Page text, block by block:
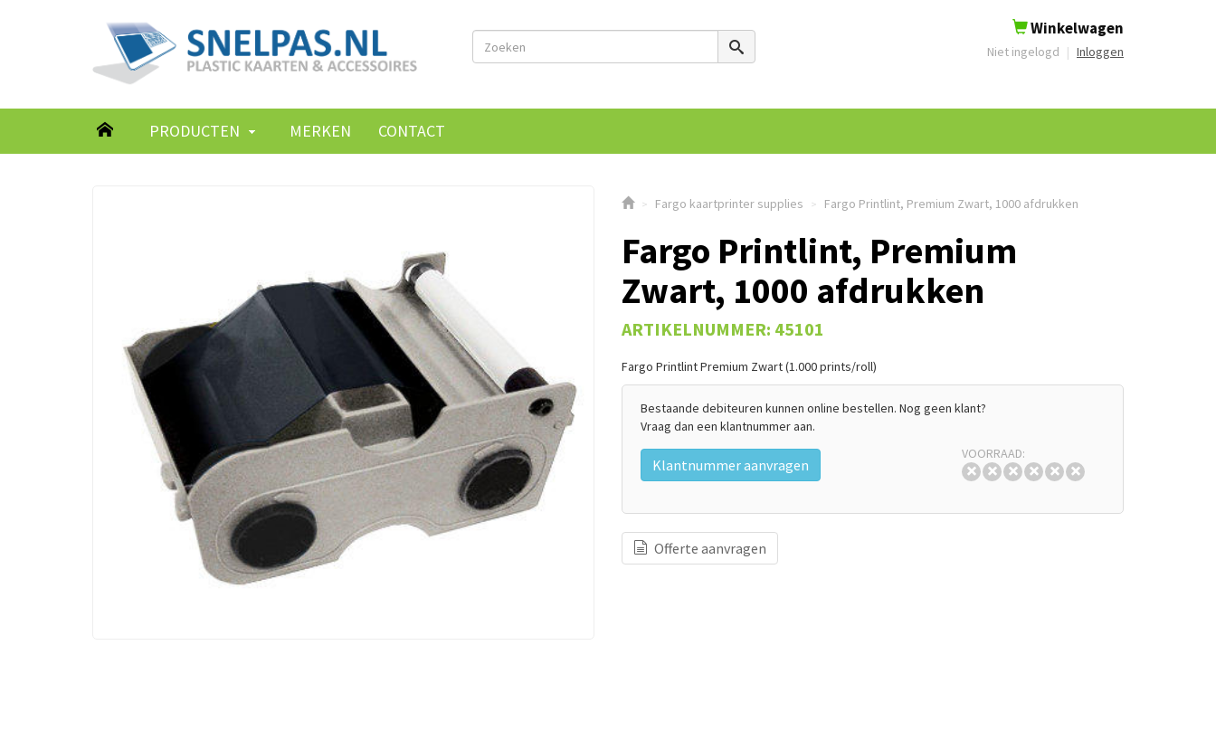
Winkelwagen
Niet ingelogd | Inloggen
PRODUCTEN MERKEN CONTACT
> Fargo kaartprinter supplies > Fargo Printlint, Premium Zwart, 1000 afdrukken
Fargo Printlint, Premium
Zwart, 1000 afdrukken
ARTIKELNUMMER: 45101
Fargo Printlint Premium Zwart (1.000 prints/roll)
Bestaande debiteuren kunnen online bestellen. Nog geen klant?
Vraag dan een klantnummer aan.
Klantnummer aanvragen
VOORRAAD:
Offerte aanvragen